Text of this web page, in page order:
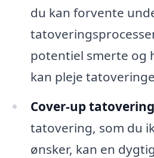
du kan forvente
potentiel smerte og
kan pleje
Cover-up
tatovering, som du
ønsker, kan en